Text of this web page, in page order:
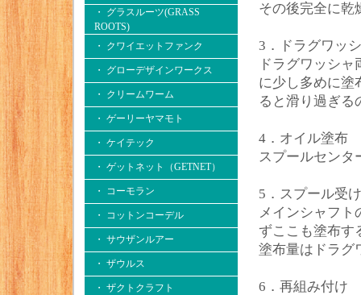
・ グラスルーツ(GRASS
ROOTS)
・ クワイエットファンク
・ グローデザインワークス
・ クリームワーム
・ ゲーリーヤマモト
・ ケイテック
・ ゲットネット（GETNET）
・ コーモラン
・ コットンコーデル
・ サウザンルアー
・ ザウルス
・ ザクトクラフト
その後完全に乾
3．ドラグワッ
ドラグワッシ
に少し多めに塗
ると滑り過ぎる
4．オイル塗布
スプールセンタ
5．スプール受
メインシャフト
ずここも塗布す
塗布量はドラグ
6．再組み付け